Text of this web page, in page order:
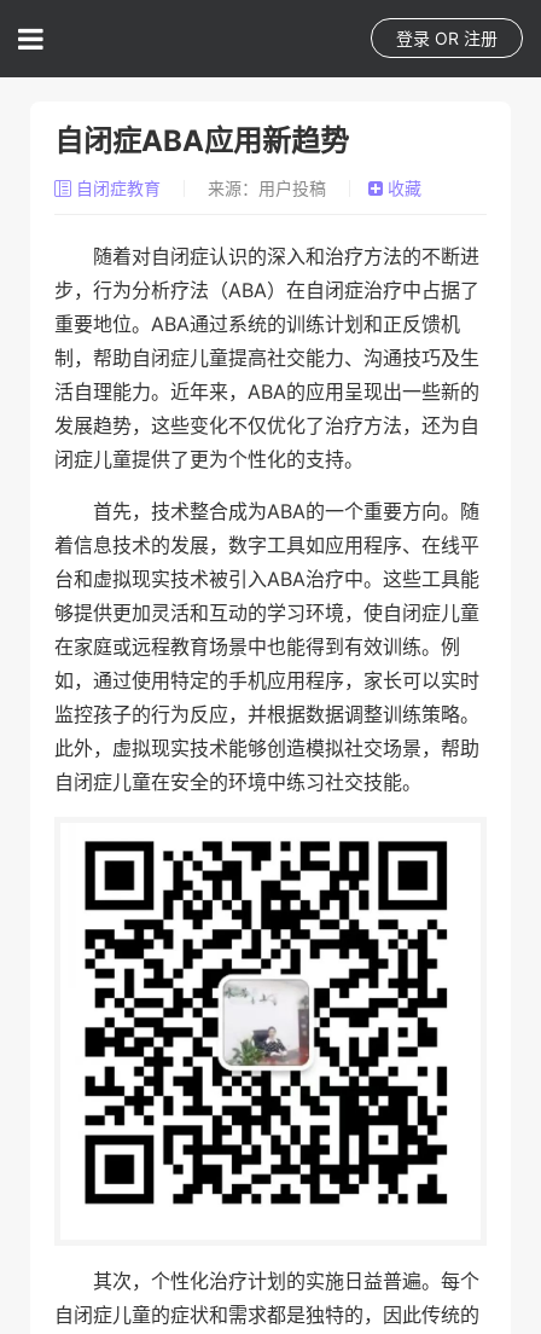
登录 OR 注册
自闭症ABA应用新趋势
自闭症教育 来源：用户投稿 收藏
随着对自闭症认识的深入和治疗方法的不断进
步，行为分析疗法（ABA）在自闭症治疗中占据了
重要地位。ABA通过系统的训练计划和正反馈机
制，帮助自闭症儿童提高社交能力、沟通技巧及生
活自理能力。近年来，ABA的应用呈现出一些新的
发展趋势，这些变化不仅优化了治疗方法，还为自
闭症儿童提供了更为个性化的支持。
首先，技术整合成为ABA的一个重要方向。随
着信息技术的发展，数字工具如应用程序、在线平
台和虚拟现实技术被引入ABA治疗中。这些工具能
够提供更加灵活和互动的学习环境，使自闭症儿童
在家庭或远程教育场景中也能得到有效训练。例
如，通过使用特定的手机应用程序，家长可以实时
监控孩子的行为反应，并根据数据调整训练策略。
此外，虚拟现实技术能够创造模拟社交场景，帮助
自闭症儿童在安全的环境中练习社交技能。
其次，个性化治疗计划的实施日益普遍。每个
自闭症儿童的症状和需求都是独特的，因此传统的